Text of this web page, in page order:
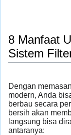
8 Manfaat
Sistem
Dengan
modern, Anda
berbau secara
bersih akan
langsung bisa
antaranya: